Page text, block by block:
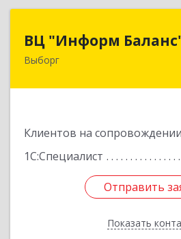
ВЦ "Информ
Выборг
Клиентов на сопровождении
1С:Специалист
Отправить
Показать
188800, Ленинградская
Отправить
Назад